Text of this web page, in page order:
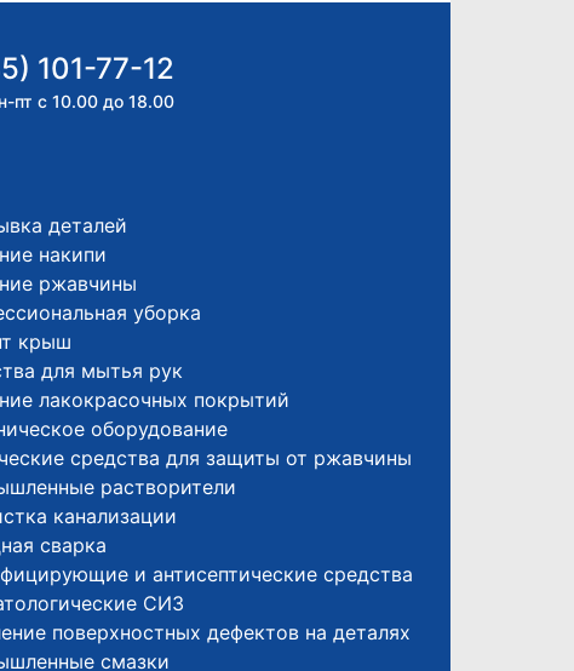
101-77-12
пт с 10.00 до 18.00
деталей
накипи
ржавчины
уборка
крыш
для мытья рук
лакокрасочных покрытий
оборудование
средства для защиты от ржавчины
растворители
канализации
сварка
и антисептические средства
СИЗ
поверхностных дефектов на деталях
смазки